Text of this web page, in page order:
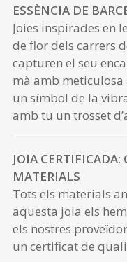
ESSÈNCIA DE
Joies inspirades en
de flor dels carrers
capturen el seu
mà amb meticulosa
un símbol de la
amb tu un trosset
JOIA
MATERIALS
Tots els materials
aquesta joia els
els nostres
un certificat de